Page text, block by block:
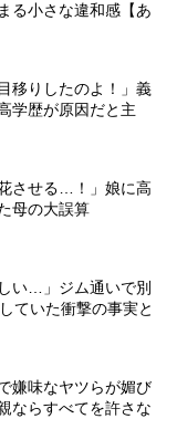
る小さな違和感【あ
移りしたのよ！」義
学歴が原因だと主
させる…！」娘に高
母の大誤算
い…」ジム通いで別
ていた衝撃の事実と
嫌味なヤツらが媚び
ならすべてを許さな